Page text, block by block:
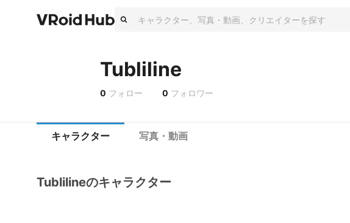
Tubliline
0 フォロー 0 フォロワー
キャラクター 写真・動画
Tublilineのキャラクター